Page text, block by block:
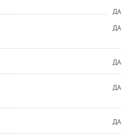
ДА
ДА
ДА
ДА
ДА